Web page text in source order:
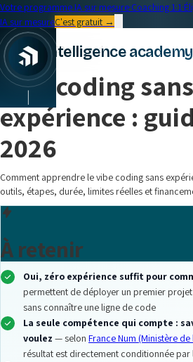
|
Votre programme IA sur mesure·Coaching 1:1·
IA sur mesureC'est gratuit →
intelligence academy
← Blog
Formation IA• 20 min read
Vibe coding sans
expérience :
2026
Comment apprendre le vibe coding sans
outils, étapes, durée, limites réelles et
À retenir
Oui, zéro expérience suffit pour
permettent de déployer un premier
sans connaître une ligne de code
La seule compétence qui compte :
voulez — selon France Num (Ministère
résultat est directement conditionnée